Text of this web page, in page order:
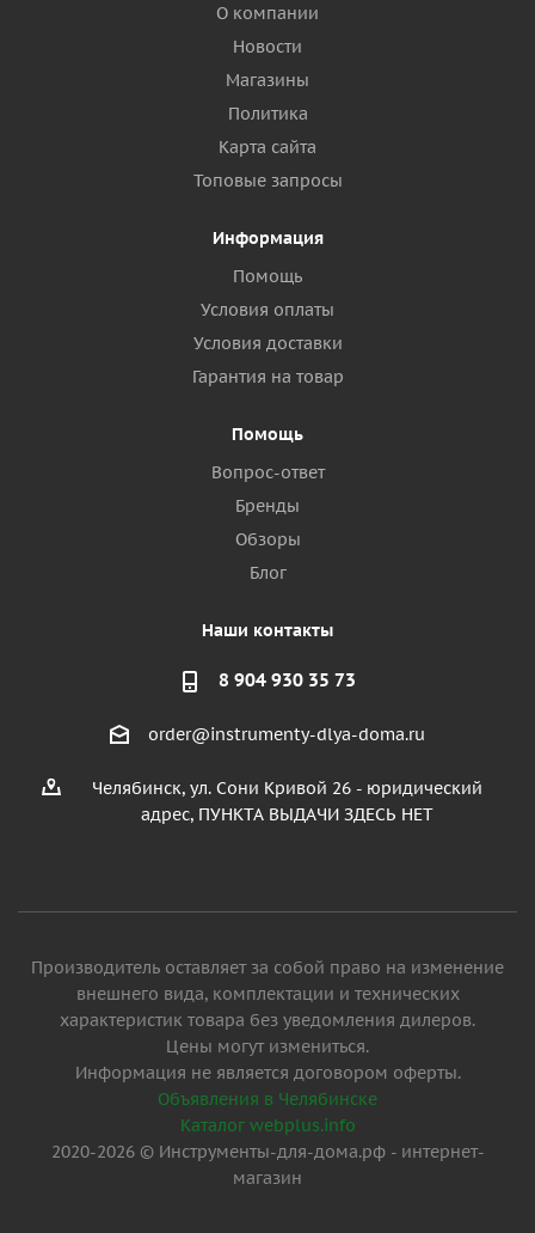
О компании
Новости
Магазины
Политика
Карта сайта
Топовые запросы
Информация
Помощь
Условия оплаты
Условия доставки
Гарантия на товар
Помощь
Вопрос-ответ
Бренды
Обзоры
Блог
Наши контакты
8 904 930 35 73
order@instrumenty-dlya-doma.ru
Челябинск, ул. Сони Кривой 26 - юридический
адрес, ПУНКТА ВЫДАЧИ ЗДЕСЬ НЕТ
Производитель оставляет за собой право на изменение
внешнего вида, комплектации и технических
характеристик товара без уведомления дилеров.
Цены могут измениться.
Информация не является договором оферты.
Объявления в Челябинске
Каталог webplus.info
2020-2026 © Инструменты-для-дома.рф - интернет-
магазин